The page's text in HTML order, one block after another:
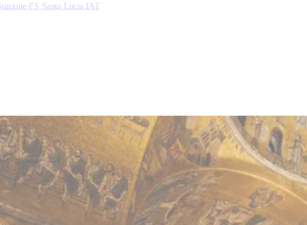
FS Santa Lucia IAT